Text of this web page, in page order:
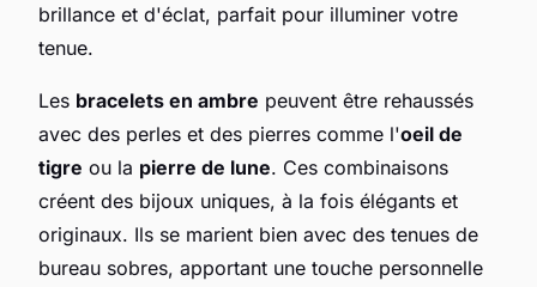
brillance et d'éclat, parfait pour illuminer votre
tenue.
Les bracelets en ambre peuvent être rehaussés
avec des perles et des pierres comme l'oeil de
tigre ou la pierre de lune. Ces combinaisons
créent des bijoux uniques, à la fois élégants et
originaux. Ils se marient bien avec des tenues de
bureau sobres, apportant une touche personnelle